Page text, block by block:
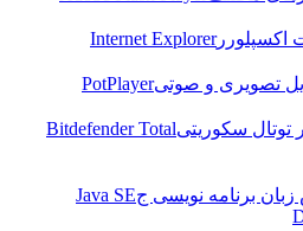
اکسپلوررInternet Explorer
تصویری و صوتیPotPlayer
توتال سکوریتیBitdefender Total
زبان برنامه نویسی جJava SE